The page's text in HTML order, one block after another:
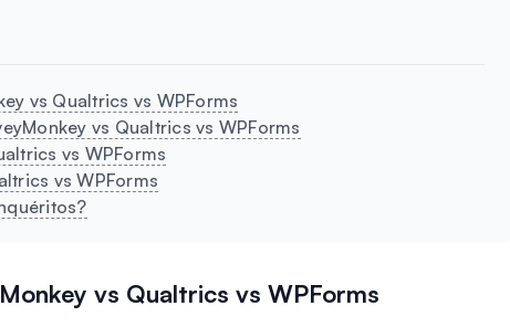
vs Qualtrics vs WPForms
vs Qualtrics vs WPForms
vs WPForms
vs WPForms
vs Qualtrics vs WPForms